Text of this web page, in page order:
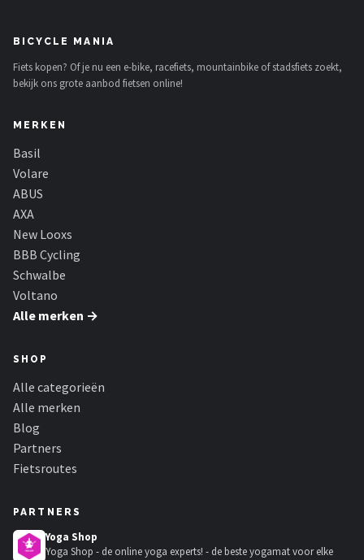
BICYCLE MANIA
Fiets kopen? Of je nu een e-bike, racefiets, mountainbike of stadsfiets zoekt,
bekijk ons grote aanbod fietsen online!
MERKEN
Basil
Volare
ABUS
AXA
New Looxs
BBB Cycling
Schwalbe
Voltano
Alle merken →
SHOP
Alle categorieën
Alle merken
Blog
Partners
Fietsroutes
PARTNERS
Yoga Shop
Yoga Shop - de online yoga experts! - de beste yogamat voor elke